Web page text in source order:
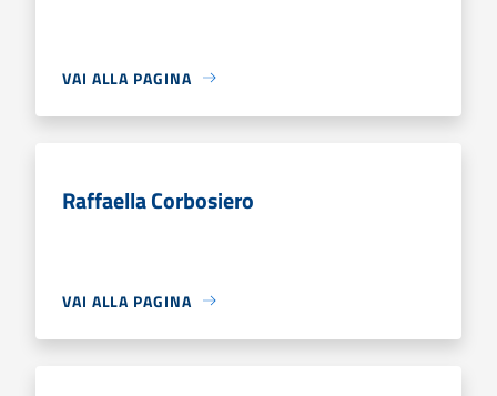
VAI ALLA PAGINA
Raffaella Corbosiero
VAI ALLA PAGINA